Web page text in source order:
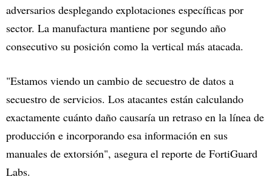
adversarios desplegando explotaciones específicas por
sector. La manufactura mantiene por segundo año
consecutivo su posición como la vertical más atacada.
"Estamos viendo un cambio de secuestro de datos a
secuestro de servicios. Los atacantes están calculando
exactamente cuánto daño causaría un retraso en la línea de
producción e incorporando esa información en sus
manuales de extorsión", asegura el reporte de FortiGuard
Labs.